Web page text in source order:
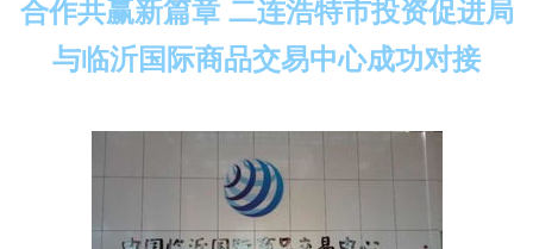
合作共赢新篇章 二连浩特市投资促进局
与临沂国际商品交易中心成功对接